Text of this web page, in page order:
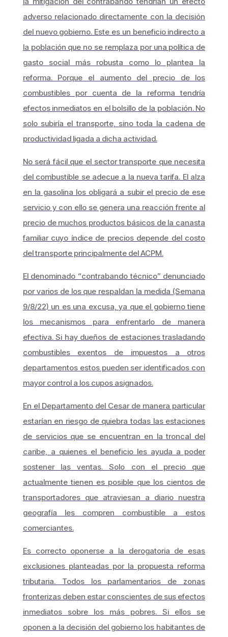
adverso relacionado directamente con la decisión
del nuevo gobierno. Este es un beneficio indirecto a
la población que no se remplaza por una política de
gasto social más robusta como lo plantea la
reforma. Porque el aumento del precio de los
combustibles por cuenta de la reforma tendría
efectos inmediatos en el bolsillo de la población. No
solo subiría el transporte, sino toda la cadena de
productividad ligada a dicha actividad.
No será fácil que el sector transporte que necesita
del combustible se adecue a la nueva tarifa. El alza
en la gasolina los obligará a subir el precio de ese
servicio y con ello se genera una reacción frente al
precio de muchos productos básicos de la canasta
familiar cuyo índice de precios depende del costo
del transporte principalmente del ACPM.
El denominado “contrabando técnico” denunciado
por varios de los que respaldan la medida (Semana
9/8/22) un es una excusa, ya que el gobierno tiene
los mecanismos para enfrentarlo de manera
efectiva. Si hay dueños de estaciones trasladando
combustibles exentos de impuestos a otros
departamentos estos pueden ser identificados con
mayor control a los cupos asignados.
En el Departamento del Cesar de manera particular
estarían en riesgo de quiebra todas las estaciones
de servicios que se encuentran en la troncal del
caribe, a quienes el beneficio les ayuda a poder
sostener las ventas. Solo con el precio que
actualmente tienen es posible que los cientos de
transportadores que atraviesan a diario nuestra
geografía les compren combustible a estos
comerciantes.
Es correcto oponerse a la derogatoria de esas
exclusiones planteadas por la propuesta reforma
tributaria. Todos los parlamentarios de zonas
fronterizas deben estar conscientes de sus efectos
inmediatos sobre los más pobres. Si ellos se
oponen a la decisión del gobierno los habitantes de